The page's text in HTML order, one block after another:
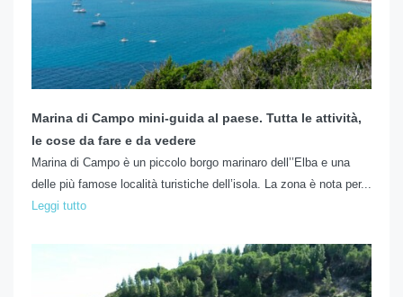
Marina di Campo mini-guida al paese. Tutta le attività,
le cose da fare e da vedere
Marina di Campo è un piccolo borgo marinaro dell’’Elba e una
delle più famose località turistiche dell’isola. La zona è nota per...
Leggi tutto